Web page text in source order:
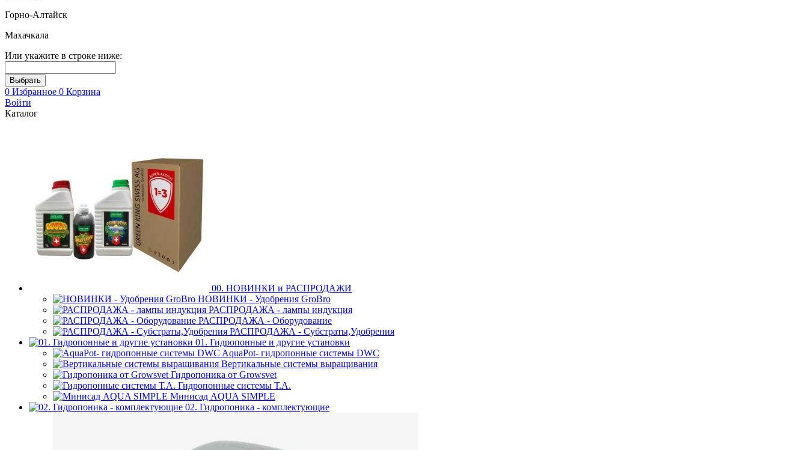
Горно-Алтайск
Махачкала
Или укажите в строке ниже:
0 Избранное 0 Корзина
Войти
Каталог
00. НОВИНКИ и РАСПРОДАЖИ
НОВИНКИ - Удобрения GroBro
РАСПРОДАЖА - лампы индукция
РАСПРОДАЖА - Оборудование
РАСПРОДАЖА - Субстраты,Удобрения
01. Гидропонные и другие установки
AquaPot- гидропонные системы DWC
Вертикальные системы выращивания
Гидропоника от Growsvet
Гидропонные системы Т.A.
Минисад AQUA SIMPLE
02. Гидропоника - комплектующие